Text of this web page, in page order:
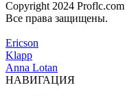
Copyright 2024 Proflc.com
Все права защищены.
Ericson
Klapp
Anna Lotan
НАВИГАЦИЯ